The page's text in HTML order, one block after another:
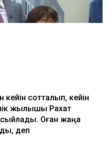
кейін сотталып, кейін
жылқышы Рахат
сыйлады. Оған жаңа
деп